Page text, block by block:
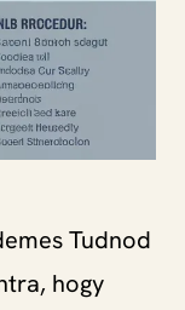
Tudnod
hogy